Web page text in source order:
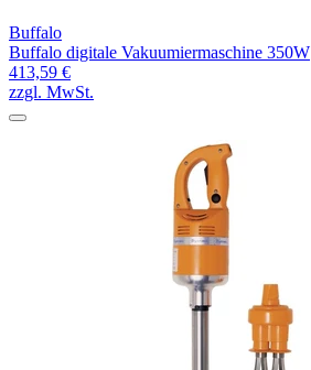
Buffalo
Buffalo digitale Vakuumiermaschine 350W
413,59 €
zzgl. MwSt.